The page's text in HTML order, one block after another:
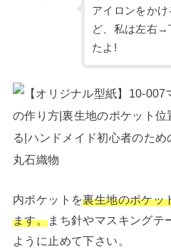
アイロンをか
ど、私は左右→
たよ!
内ポケットを裏生地のポケッ
ます。まち針やマスキングテ
ように止めて下さい。